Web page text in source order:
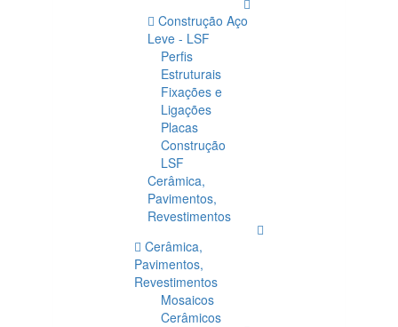
Construção Aço
Leve - LSF
Perfis
Estruturais
Fixações e
Ligações
Placas
Construção
LSF
Cerâmica,
Pavimentos,
Revestimentos
Cerâmica,
Pavimentos,
Revestimentos
Mosaicos
Cerâmicos